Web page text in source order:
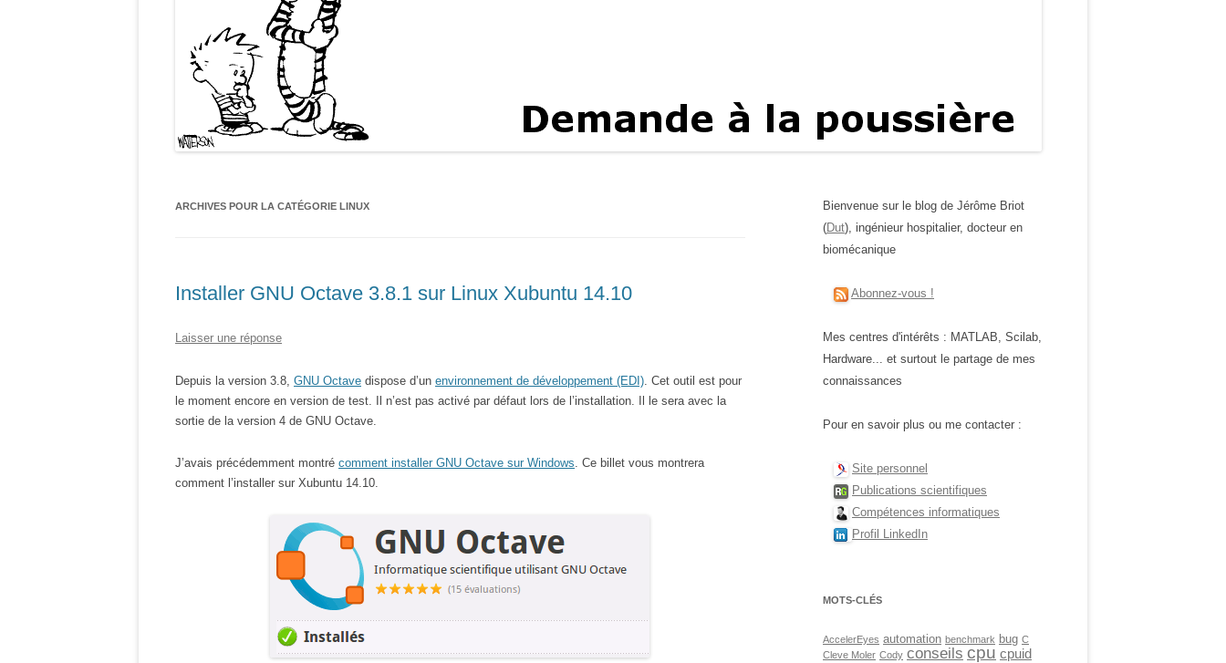
ARCHIVES POUR LA CATÉGORIE LINUX
Installer GNU Octave 3.8.1 sur Linux Xubuntu 14.10
Laisser une réponse
Depuis la version 3.8, GNU Octave dispose d’un environnement de développement (EDI). Cet outil est pour
le moment encore en version de test. Il n’est pas activé par défaut lors de l’installation. Il le sera avec la
sortie de la version 4 de GNU Octave.
J’avais précédemment montré comment installer GNU Octave sur Windows. Ce billet vous montrera
comment l’installer sur Xubuntu 14.10.
Bienvenue sur le blog de Jérôme Briot
(Dut), ingénieur hospitalier, docteur en
biomécanique
Abonnez-vous !
Mes centres d'intérêts : MATLAB, Scilab,
Hardware... et surtout le partage de mes
connaissances
Pour en savoir plus ou me contacter :
Site personnel
Publications scientifiques
Compétences informatiques
Profil LinkedIn
MOTS-CLÉS
AccelerEyes automation benchmark bug C
Cleve Moler Cody conseils cpu cpuid